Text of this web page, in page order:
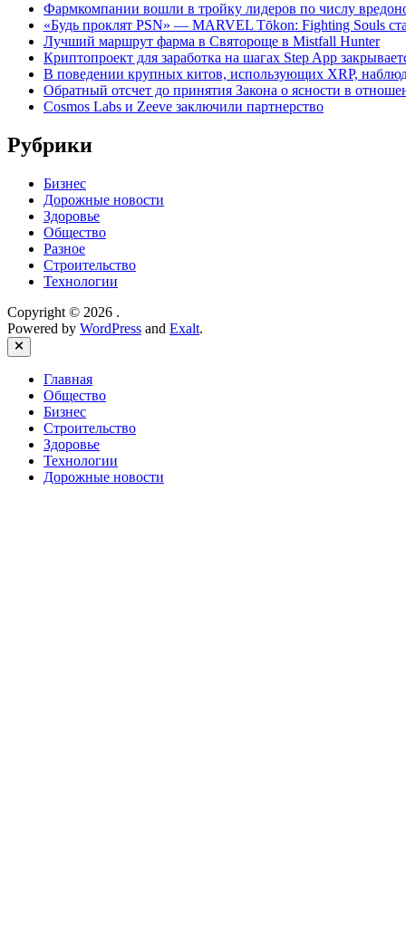
Фармкомпании вошли в тройку лидеров по числу
«Будь проклят PSN» — MARVEL Tōkon: Fighting Souls
Лучший маршрут фарма в Святороще в Mistfall Hunter
Криптопроект для заработка на шагах Step App
В поведении крупных китов, использующих XRP,
Обратный отсчет до принятия Закона о ясности в
Cosmos Labs и Zeeve заключили партнерство
Рубрики
Бизнес
Дорожные новости
Здоровье
Общество
Разное
Строительство
Технологии
Copyright © 2026 .
Powered by WordPress and Exalt.
Close
Главная
Общество
Бизнес
Строительство
Здоровье
Технологии
Дорожные новости